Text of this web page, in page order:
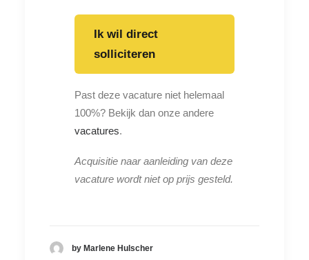
Ik wil direct
solliciteren
Past deze vacature niet helemaal
100%? Bekijk dan onze andere
vacatures.
Acquisitie naar aanleiding van deze
vacature wordt niet op prijs gesteld.
by Marlene Hulscher